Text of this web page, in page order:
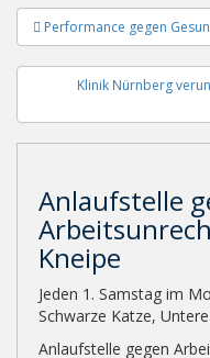
Performance gegen
Klinik Nürnberg
Anlaufstelle
Kneipe
Jeden 1. Samstag im
Schwarze Katze,
Anlaufstelle gegen